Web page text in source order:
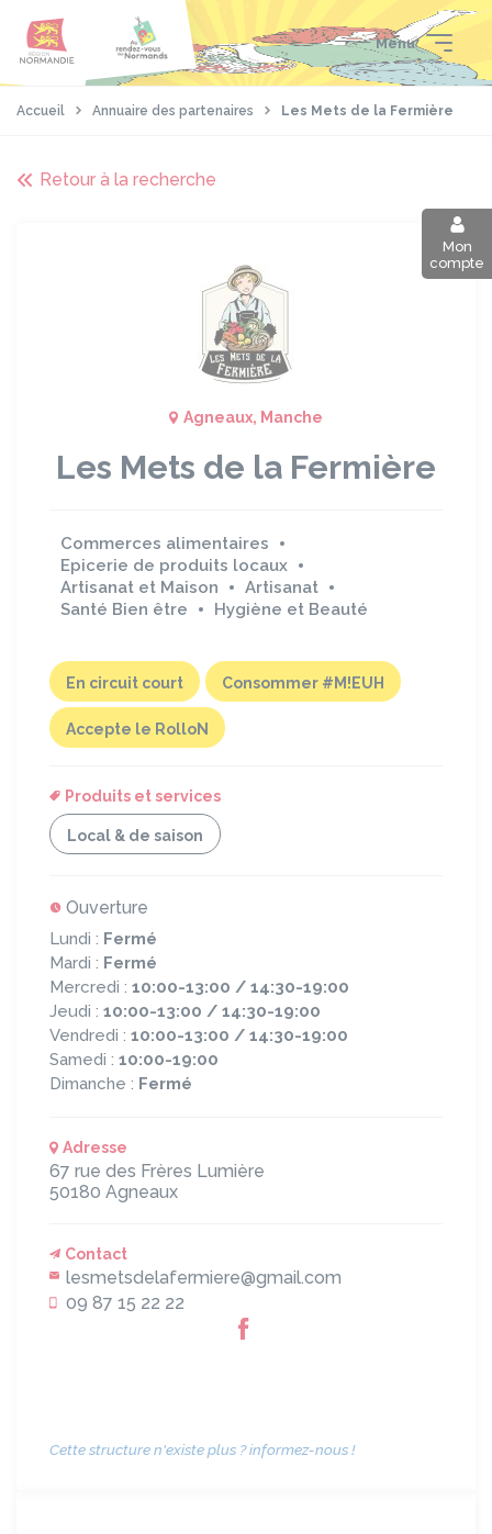
contenu
pied
Menu
Mon
compte
Accueil Annuaire des partenaires Les Mets de la Fermière
Retour à la recherche
Agneaux, Manche
Les Mets de la Fermière
Commerces alimentaires
Epicerie de produits locaux
Artisanat et Maison
Artisanat
Santé Bien être
Hygiène et Beauté
En circuit court Consommer #M!EUH
Accepte le RolloN
Produits et services
Local & de saison
Ouverture
Lundi : Fermé
Mardi : Fermé
Mercredi : 10:00-13:00 / 14:30-19:00
Jeudi : 10:00-13:00 / 14:30-19:00
Vendredi : 10:00-13:00 / 14:30-19:00
Samedi : 10:00-19:00
Dimanche : Fermé
Adresse
67 rue des Frères Lumière
50180 Agneaux
Contact
lesmetsdelafermiere@gmail.com
09 87 15 22 22
Cette structure n'existe plus ? informez-nous !
Panneau de gestion des cookies